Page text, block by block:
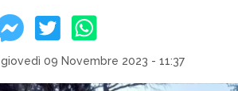
giovedì 09 Novembre 2023 - 11:37